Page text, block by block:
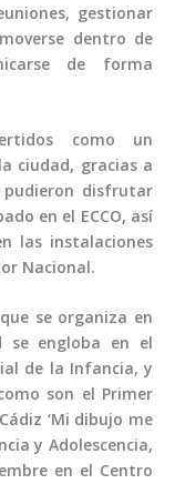
gestionar
dentro de
de forma
como un
ciudad, gracias a
pudieron disfrutar
en el ECCO, así
las instalaciones
Nacional.
se organiza en
se engloba en el
de la Infancia, y
son el Primer
‘Mi dibujo me
y Adolescencia,
en el Centro